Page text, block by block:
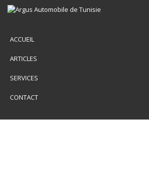
ACCUEIL
ARTICLES
SERVICES
CONTACT